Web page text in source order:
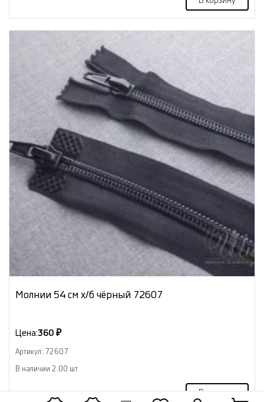
Молнии 54 см х/б чёрный 72607
Цена:360 ₽
Артикул: 72607
В наличии 2.00 шт
В корзину